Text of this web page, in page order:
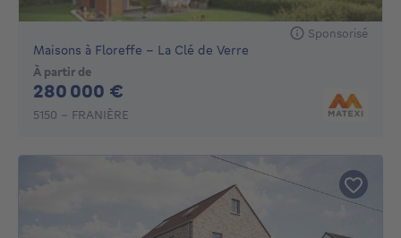
Sponsorisé
Maisons à Floreffe - La Clé de Verre
À partir de
280 000 €
5150 - FRANIÈRE